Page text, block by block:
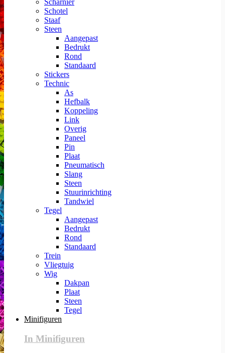
Scharnier
Schotel
Staaf
Steen
Aangepast
Bedrukt
Rond
Standaard
Stickers
Technic
As
Hefbalk
Koppeling
Link
Overig
Paneel
Pin
Plaat
Pneumatisch
Slang
Steen
Stuurinrichting
Tandwiel
Tegel
Aangepast
Bedrukt
Rond
Standaard
Trein
Vliegtuig
Wig
Dakpan
Plaat
Steen
Tegel
Minifiguren
In Minifiguren